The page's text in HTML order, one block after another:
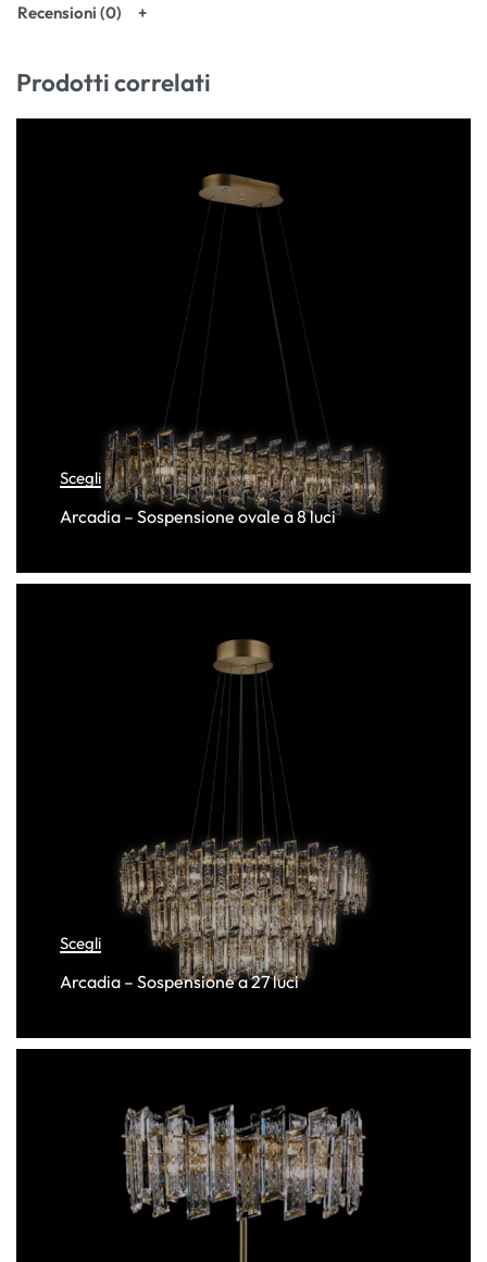
Recensioni (0)
Prodotti correlati
Scegli
Arcadia – Sospensione ovale a 8 luci
Scegli
Arcadia – Sospensione a 27 luci